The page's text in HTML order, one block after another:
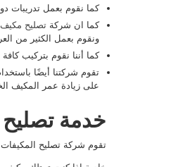
كما نقوم بعمل تدريبات
كما ان شركة تصليح مكيف
ونقوم بعمل الكثير من
كما أننا نقوم بتركيب
تقوم شركتنا أيضًا
على زيادة عمر المكيف
خدمة تصليح
تقوم شركة تصليح